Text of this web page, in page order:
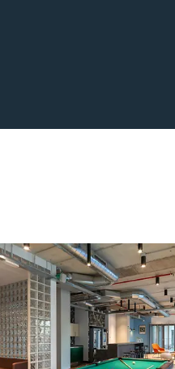
Chi siamo
Domande frequenti
Blog